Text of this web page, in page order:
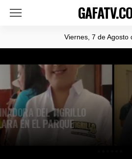
Viernes, 7 de Agosto
DEPORTES
ENTREVISTA CON NAHOMI JÁTIVA
NACIONAL JUVENIL DE CICLISMO